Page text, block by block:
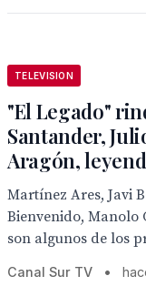
TELEVISION
"El Legado"
Santander,
Aragón,
Martínez Ares, Javi
Bienvenido, Manolo
son algunos de los
Canal Sur TV •